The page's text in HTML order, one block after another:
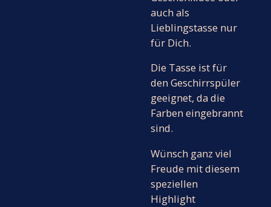
auch als
Lieblingstasse nur
für Dich.
Die Tasse ist für
den Geschirrspüler
geeignet, da die
Farben eingebrannt
sind.
Wünsch ganz viel
Freude mit diesem
speziellen
Highlight